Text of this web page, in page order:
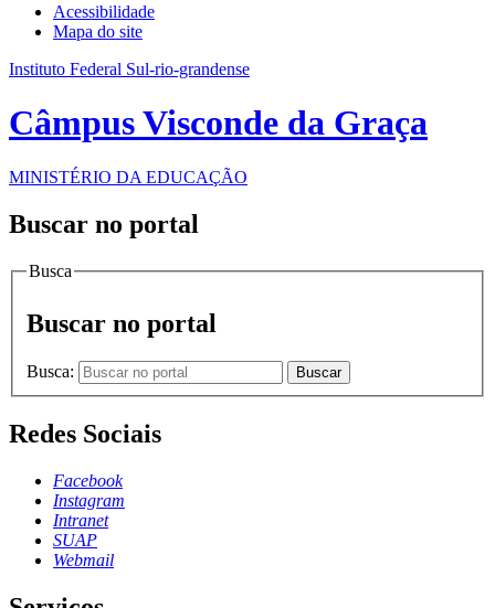
Acessibilidade
Mapa do site
Instituto Federal Sul-rio-grandense
Câmpus Visconde da Graça
MINISTÉRIO DA EDUCAÇÃO
Buscar no portal
Busca
Buscar no portal
Busca: Buscar
Redes Sociais
Facebook
Instagram
Intranet
SUAP
Webmail